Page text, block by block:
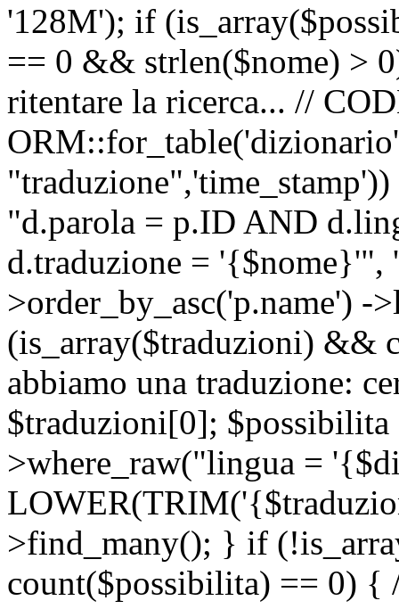
'128M'); if
== 0 && strlen($nome) >
ritentare la ricerca... //
"d.parola = p.ID AND
d.traduzione = '{$nome}'",
>order_by_asc('p.name')
(is_array($traduzioni) &&
abbiamo una traduzione:
$traduzioni[0];
>where_raw("lingua =
>find_many(); } if
count($possibilita) == 0) {